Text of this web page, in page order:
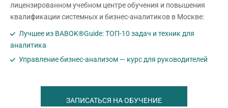
лицензированном учебном центре обучения и повышения
квалификации системных и бизнес-аналитиков в Москве:
Лучшее из BABOK®Guide: ТОП-10 задач и техник для
аналитика
Управление бизнес-анализом — курс для руководителей
ЗАПИСАТЬСЯ НА ОБУЧЕНИЕ